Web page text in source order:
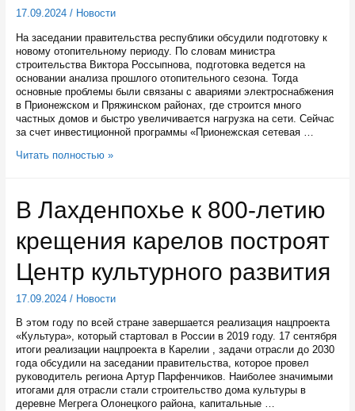
17.09.2024/ Новости
На заседании правительства республики обсудили подготовку к
новому отопительному периоду. По словам министра
строительства Виктора Россыпнова, подготовка ведется на
основании анализа прошлого отопительного сезона. Тогда
основные проблемы были связаны с авариями электроснабжения
в Прионежском и Пряжинском районах, где строится много
частных домов и быстро увеличивается нагрузка на сети. Сейчас
за счет инвестиционной программы «Прионежская сетевая …
Отапливать
300
котельных
Читать полностью »
В Лахденпохье к 800-летию
крещения карелов построят
Центр культурного развития
17.09.2024/ Новости
В этом году по всей стране завершается реализация нацпроекта
«Культура», который стартовал в России в 2019 году. 17 сентября
итоги реализации нацпроекта в Карелии , задачи отрасли до 2030
года обсудили на заседании правительства, которое провел
руководитель региона Артур Парфенчиков. Наиболее значимыми
итогами для отрасли стали строительство дома культуры в
деревне Мегрега Олонецкого района, капитальные …